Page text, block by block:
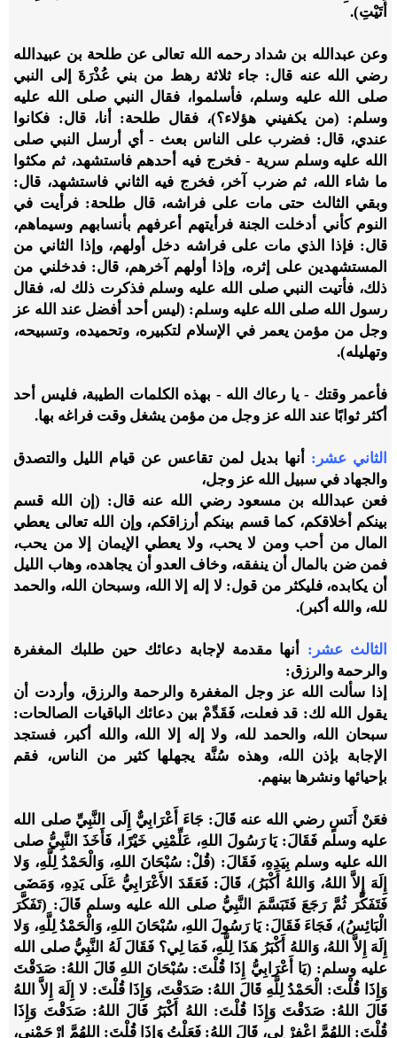
أَتَيْتِ).
وعن عبدالله بن شداد رحمه الله تعالى عن طلحة بن عبيدالله
رضي الله عنه قال: جاء ثلاثة رهط من بني عُذْرَةَ إلى النبي
صلى الله عليه وسلم، فأسلموا، فقال النبي صلى الله عليه
وسلم: (من يكفيني هؤلاء؟)، فقال طلحة: أنا، قال: فكانوا
عندي، قال: فضرب على الناس بعث - أي أرسل النبي صلى
الله عليه وسلم سرية - فخرج فيه أحدهم فاستشهد، ثم مكثوا
ما شاء الله، ثم ضرب آخر، فخرج فيه الثاني فاستشهد، قال:
وبقي الثالث حتى مات على فراشه، قال طلحة: فرأيت في
النوم كأني أدخلت الجنة فرأيتهم أعرفهم بأنسابهم وسيماهم،
قال: فإذا الذي مات على فراشه دخل أولهم، وإذا الثاني من
المستشهدين على إثره، وإذا أولهم آخرهم، قال: فدخلني من
ذلك، فأتيت النبي صلى الله عليه وسلم فذكرت ذلك له، فقال
رسول الله صلى الله عليه وسلم: (ليس أحد أفضل عند الله عز
وجل من مؤمن يعمر في الإسلام لتكبيره، وتحميده، وتسبيحه،
وتهليله).
فأعمر وقتك - يا رعاك الله - بهذه الكلمات الطيبة، فليس أحد
أكثر ثوابًا عند الله عز وجل من مؤمن يشغل وقت فراغه بها.
الثاني عشر : أنها بديل لمن تقاعس عن قيام الليل والتصدق
والجهاد في سبيل الله عز وجل،
فعن عبدالله بن مسعود رضي الله عنه قال: (إن الله قسم
بينكم أخلاقكم، كما قسم بينكم أرزاقكم، وإن الله تعالى يعطي
المال من أحب ومن لا يحب، ولا يعطي الإيمان إلا من يحب،
فمن ضن بالمال أن ينفقه، وخاف العدو أن يجاهده، وهاب الليل
أن يكابده، فليكثر من قول: لا إله إلا الله، وسبحان الله، والحمد
لله، والله أكبر).
الثالث عشر : أنها مقدمة لإجابة دعائك حين طلبك المغفرة
والرحمة والرزق:
إذا سألت الله عز وجل المغفرة والرحمة والرزق، وأردت أن
يقول الله لك: قد فعلت، فَقَدِّمْ بين دعائك الباقيات الصالحات:
سبحان الله، والحمد لله، ولا إله إلا الله، والله أكبر، فستجد
الإجابة بإذن الله، وهذه سُنَّة يجهلها كثير من الناس، فقم
بإحيائها ونشرها بينهم.
فعَنْ أَنَسٍ رضي الله عنه قَالَ: جَاءَ أَعْرَابِيٌّ إِلَى النَّبِيِّ صلى الله
عليه وسلم فَقَالَ: يَا رَسُولَ اللهِ، عَلِّمْنِي خَيْرًا، فَأَخَذَ النَّبِيُّ صلى
الله عليه وسلم بِيَدِهِ، فَقَالَ: (قُلْ: سُبْحَانَ اللهِ، وَالْحَمْدُ لِلَّهِ، وَلا
إِلَهَ إِلاَّ اللهُ، وَاللهُ أَكْبَرُ)، قَالَ: فَعَقَدَ الأَعْرَابِيُّ عَلَى يَدِهِ، وَمَضَى
فَتَفَكَّرَ ثُمَّ رَجَعَ فَتَبَسَّمَ النَّبِيُّ صلى الله عليه وسلم قَالَ: (تَفَكَّرَ
الْبَائِسُ)، فَجَاءَ فَقَالَ: يَا رَسُولَ اللهِ، سُبْحَانَ اللهِ، وَالْحَمْدُ لِلَّهِ، وَلا
إِلَهَ إِلاَّ اللهُ، وَاللهُ أَكْبَرُ هَذَا لِلَّهِ، فَمَا لِي؟ فَقَالَ لَهُ النَّبِيُّ صلى الله
عليه وسلم: (يَا أَعْرَابِيُّ إِذَا قُلْتَ: سُبْحَانَ اللهِ قَالَ اللهُ: صَدَقْتَ
وَإِذَا قُلْتَ: الْحَمْدُ لِلَّهِ قَالَ اللهُ: صَدَقْتَ، وَإِذَا قُلْتَ: لا إِلَهَ إِلاَّ اللهُ
قَالَ اللهُ: صَدَقْتَ وَإِذَا قُلْتَ: اللهُ أَكْبَرُ قَالَ اللهُ: صَدَقْتَ وَإِذَا
قُلْتَ: اللهُمَّ اعْفِرْ لِي، قَالَ اللهُ: فَعَلْتُ وَإِذَا قُلْتَ: اللهُمَّ ارْحَمْنِي،